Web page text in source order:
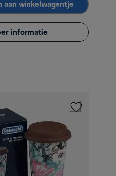
aan winkelwagentje
informatie